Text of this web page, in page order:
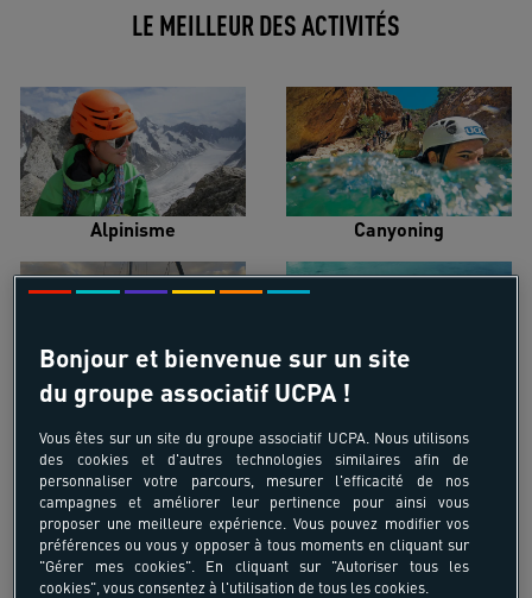
LE MEILLEUR DES ACTIVITÉS
Alpinisme Canyoning
Croisière voilier Kayak de mer
Trail Trek-Randonnée pédestre
Bonjour et bienvenue sur un site
du groupe associatif UCPA !
Vous êtes sur un site du groupe associatif UCPA. Nous utilisons
des cookies et d'autres technologies similaires afin de
personnaliser votre parcours, mesurer l'efficacité de nos
campagnes et améliorer leur pertinence pour ainsi vous
proposer une meilleure expérience. Vous pouvez modifier vos
préférences ou vous y opposer à tous moments en cliquant sur
"Gérer mes cookies". En cliquant sur "Autoriser tous les
cookies", vous consentez à l'utilisation de tous les cookies.